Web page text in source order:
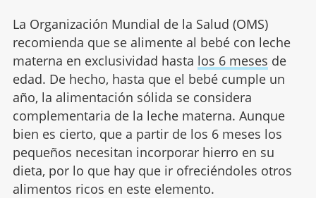
La Organización Mundial de la Salud (OMS)
recomienda que se alimente al bebé con leche
materna en exclusividad hasta los 6 meses de
edad. De hecho, hasta que el bebé cumple un
año, la alimentación sólida se considera
complementaria de la leche materna. Aunque
bien es cierto, que a partir de los 6 meses los
pequeños necesitan incorporar hierro en su
dieta, por lo que hay que ir ofreciéndoles otros
alimentos ricos en este elemento.